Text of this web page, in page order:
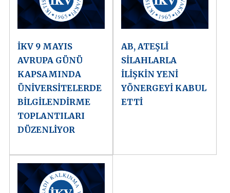
İKV 9 MAYIS
AVRUPA GÜNÜ
KAPSAMINDA
ÜNİVERSİTELERDE
BİLGİLENDİRME
TOPLANTILARI
DÜZENLİYOR
AB, ATEŞLİ
SİLAHLARLA
İLİŞKİN YENİ
YÖNERGEYİ KABUL
ETTİ